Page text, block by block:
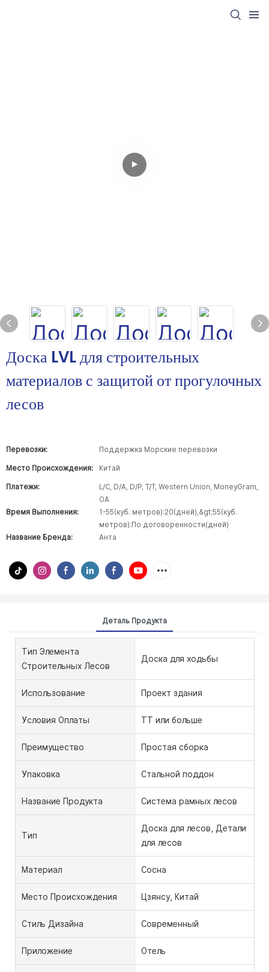
Доска LVL для строительных
материалов с защитой от прогулочных
лесов
Перевозки: Поддержка Морские перевозки
Место Происхождения: Китай
Платежи:
L/C, D/A, D/P, T/T, Western Union, MoneyGram,
OA
Время Выполнения:
1-55(куб. метров):20(дней),&gt;55(куб.
метров):По договоренности(дней)
Название Бренда:
Анта
Деталь Продукта
Тип Элемента
Строительных Лесов
Доска для ходьбы
Использование Проект здания
Условия Оплаты ТТ или больше
Преимущество Простая сборка
Упаковка Стальной поддон
Название Продукта Система рамных лесов
Тип
Доска для лесов, Детали
для лесов
Материал Сосна
Место Происхождения Цзянсу, Китай
Стиль Дизайна Современный
Приложение Отель